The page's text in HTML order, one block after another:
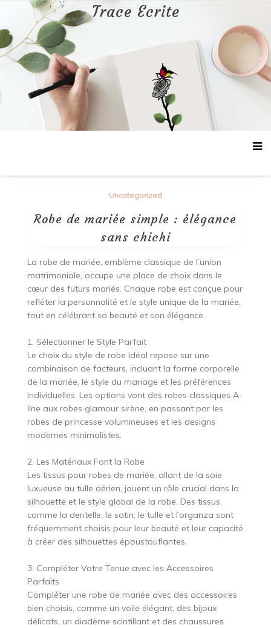
contenu
Trace Ecrite
Uncategorized
Robe de mariée simple : élégance
sans chichi
La robe de mariée, emblème classique de l’union
matrimoniale, occupe une place de choix dans le
cœur des futurs mariés. Chaque robe est conçue pour
refléter la personnalité et le style unique de la mariée,
tout en célébrant sa beauté et son élégance.
1. Sélectionner le Style Parfait
Le choix du style de robe idéal repose sur une
combinaison de facteurs, incluant la forme corporelle
de la mariée, le style du mariage et les préférences
individuelles. Les options vont des robes classiques A-
line aux robes glamour sirène, en passant par les
robes de princesse volumineuses et les designs
modernes minimalistes.
2. Les Matériaux Font la Robe
Les tissus pour robes de mariée, allant de la soie
luxueuse au tulle aérien, jouent un rôle crucial dans la
silhouette et le style global de la robe. Des tissus
comme la dentelle, le satin, le tulle et l’organza sont
fréquemment choisis pour leur beauté et leur capacité
à créer des silhouettes époustouflantes.
3. Compléter Votre Tenue avec les Accessoires
Parfaits
Compléter une robe de mariée avec des accessoires
bien choisis, comme un voile élégant, des bijoux
délicats, un diadème scintillant et des chaussures